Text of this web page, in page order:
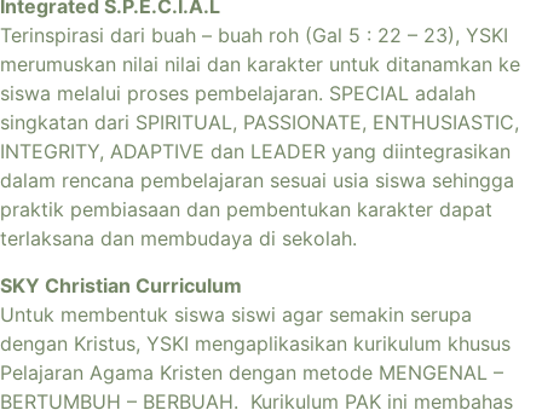
Integrated S.P.E.C.I.A.L
Terinspirasi dari buah – buah roh (Gal 5 : 22 – 23), YSKI
merumuskan nilai nilai dan karakter untuk ditanamkan ke
siswa melalui proses pembelajaran. SPECIAL adalah
singkatan dari SPIRITUAL, PASSIONATE, ENTHUSIASTIC,
INTEGRITY, ADAPTIVE dan LEADER yang diintegrasikan
dalam rencana pembelajaran sesuai usia siswa sehingga
praktik pembiasaan dan pembentukan karakter dapat
terlaksana dan membudaya di sekolah.
SKY Christian Curriculum
Untuk membentuk siswa siswi agar semakin serupa
dengan Kristus, YSKI mengaplikasikan kurikulum khusus
Pelajaran Agama Kristen dengan metode MENGENAL –
BERTUMBUH – BERBUAH. Kurikulum PAK ini membahas